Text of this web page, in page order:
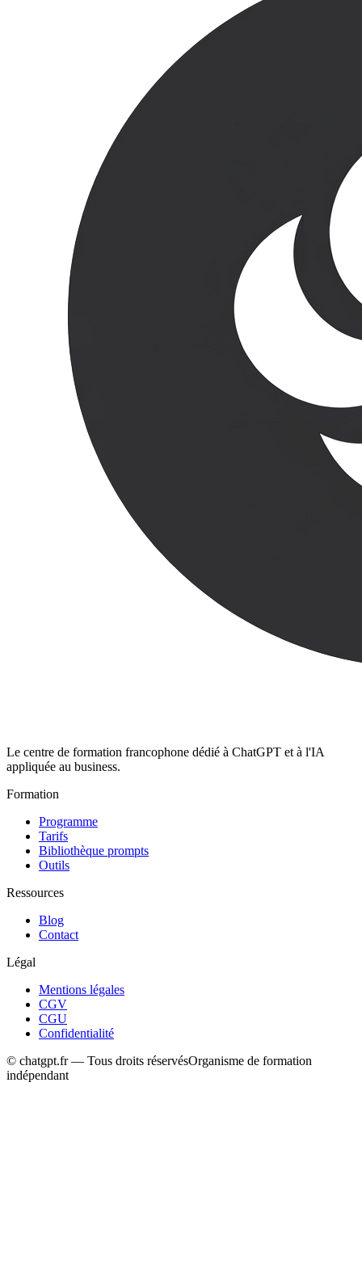
Le centre de formation francophone dédié à ChatGPT et à l'IA
appliquée au business.
Formation
Programme
Tarifs
Bibliothèque prompts
Outils
Ressources
Blog
Contact
Légal
Mentions légales
CGV
CGU
Confidentialité
© chatgpt.fr — Tous droits réservésOrganisme de formation
indépendant